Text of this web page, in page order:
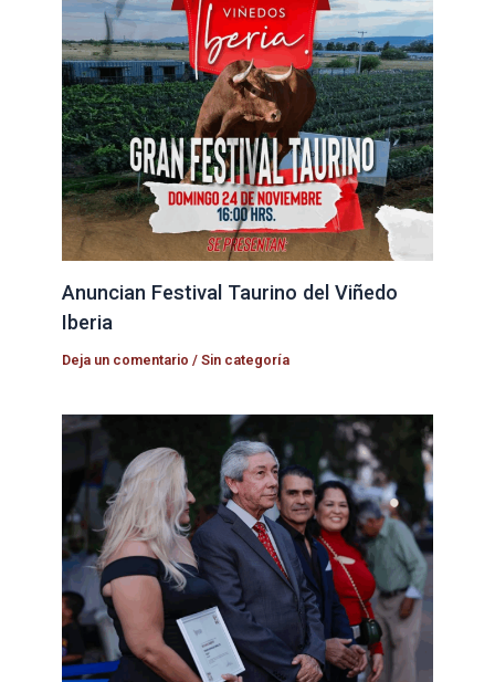
Anuncian Festival Taurino del Viñedo
Iberia
Deja un comentario /Sin categoría